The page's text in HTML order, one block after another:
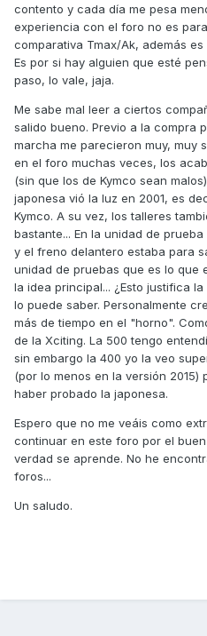
contento y cada día me pesa
experiencia con el foro no es
comparativa Tmax/Ak, además
Es por si hay alguien que esté
paso, lo vale, jaja.
Me sabe mal leer a ciertos
salido bueno. Previo a la compra
marcha me parecieron muy, muy
en el foro muchas veces, los
(sin que los de Kymco sean
japonesa vió la luz en 2001, es
Kymco. A su vez, los talleres
bastante... En la unidad de
y el freno delantero estaba para
unidad de pruebas que es lo que
la idea principal... ¿Esto justifica
lo puede saber. Personalmente
más de tiempo en el "horno".
de la Xciting. La 500 tengo
sin embargo la 400 yo la veo
(por lo menos en la versión 2015)
haber probado la japonesa.
Espero que no me veáis como
continuar en este foro por el
verdad se aprende. No he
foros...
Un saludo.